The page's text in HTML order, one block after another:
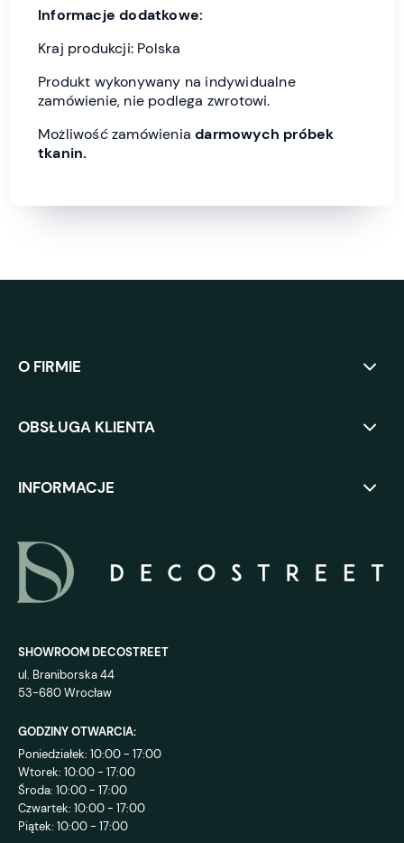
Informacje dodatkowe:
Kraj produkcji: Polska
Produkt wykonywany na indywidualne
zamówienie, nie podlega zwrotowi.
Możliwość zamówieniadarmowych próbek
tkanin.
O FIRMIE
OBSŁUGA KLIENTA
INFORMACJE
SHOWROOM DECOSTREET
ul. Braniborska 44
53-680 Wrocław
GODZINY OTWARCIA:
Poniedziałek: 10:00 - 17:00
Wtorek: 10:00 - 17:00
Środa: 10:00 - 17:00
Czwartek: 10:00 - 17:00
Piątek: 10:00 - 17:00